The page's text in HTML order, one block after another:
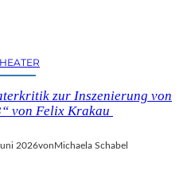
zur Inszenierung von
von Felix Krakau
2026vonMichaela Schabel